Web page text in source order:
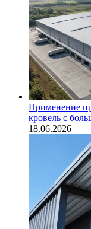
Применение
кровель с
18.06.2026